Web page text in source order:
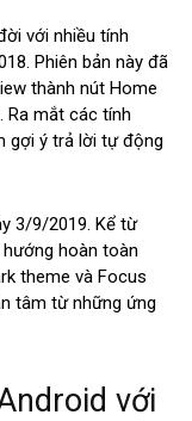
với nhiều tính
Phiên bản này đã
thành nút Home
Ra mắt các tính
gợi ý trả lời tự động
3/9/2019. Kể từ
hoàn toàn
theme và Focus
tâm từ những ứng
với